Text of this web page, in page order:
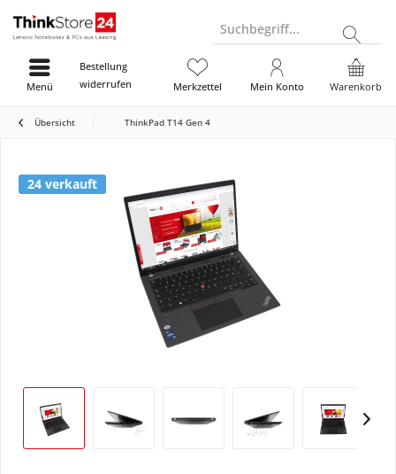
Suchbegriff...
Bestellung
widerrufen
Warenkorb
Merkzettel Mein Konto
Menü
Übersicht ThinkPad T14 Gen 4
24 verkauft